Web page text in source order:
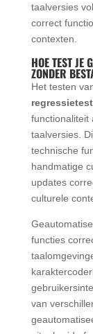
taalversies
correct
contexten.
HOE TEST JE
ZONDER
Het testen
functionaliteit
taalversies.
technische
handmatige
updates
culturele
functies
van